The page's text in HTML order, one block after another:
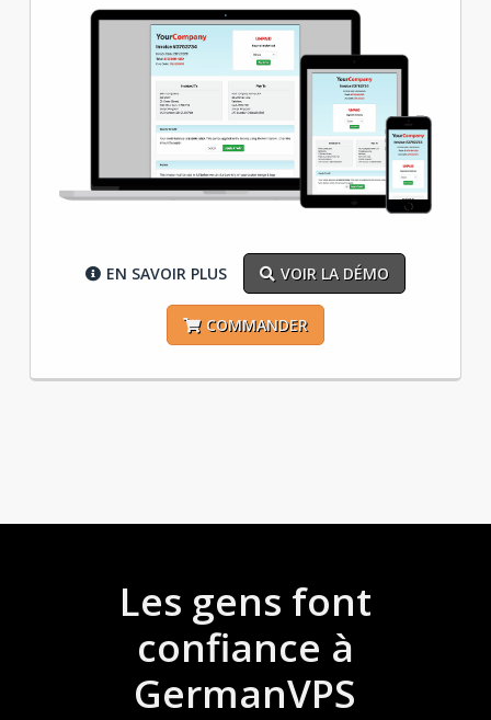
EN SAVOIR PLUS VOIR LA DÉMO
COMMANDER
Les gens font
confiance à
GermanVPS